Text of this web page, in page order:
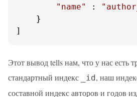
"name"
:
    }
]
Этот вывод tells нам, что у нас есть
стандартный индекс
_id, наш
составной индекс авторов и годов